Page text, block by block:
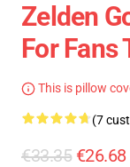
Zelden
For Fans
This is pillow
(7
€33.35 €26.68